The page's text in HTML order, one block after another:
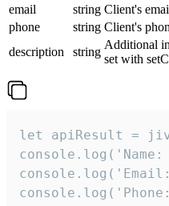
email
string Client's
phone
string Client's
description
string
Additional
set with
let apiResult =